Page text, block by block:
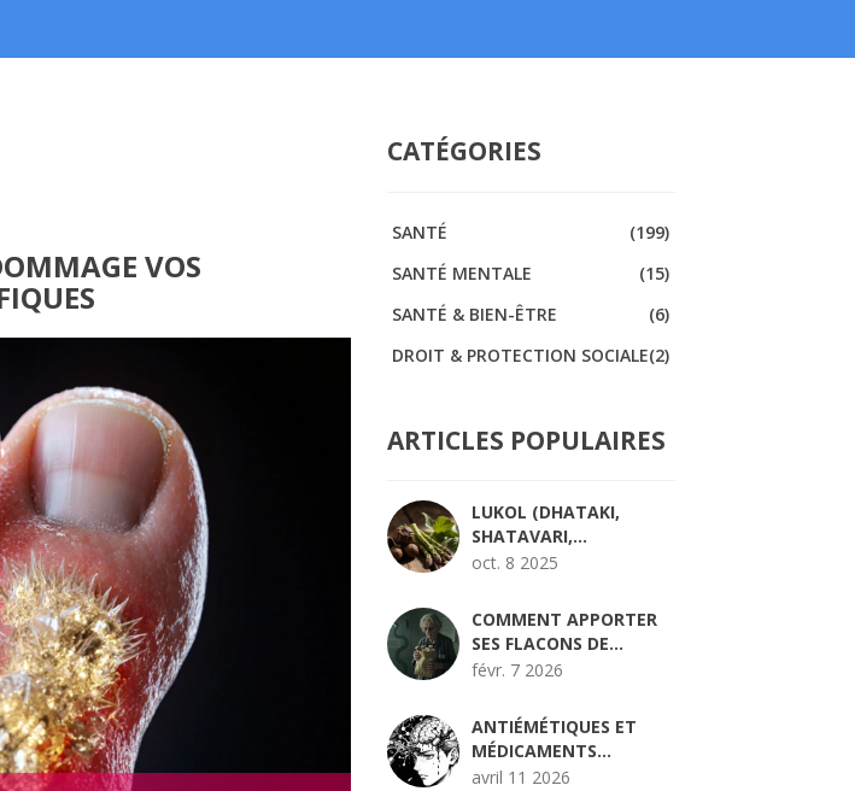
VOS
CATÉGORIES
SANTÉ
(199)
SANTÉ MENTALE
(15)
SANTÉ & BIEN-ÊTRE
(6)
DROIT & PROTECTION SOCIALE(2)
ARTICLES POPULAIRES
LUKOL (DHATAKI,
SHATAVARI,
PUNARNAVA) :
LES MEILLEURES
ALTERNATIVES
oct. 8 2025
COMMENT APPORTER
SES FLACONS DE
MÉDICAMENTS AUX
UNE RÉCONCILIATION
PRÉCISE
févr. 7 2026
ANTIÉMÉTIQUES ET
MÉDICAMENTS
SÉROTONINERGIQUES :
avril 11 2026